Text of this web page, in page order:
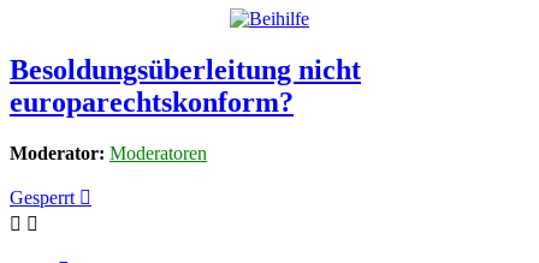
Besoldungsüberleitung nicht
europarechtskonform?
Moderator: Moderatoren
Gesperrt